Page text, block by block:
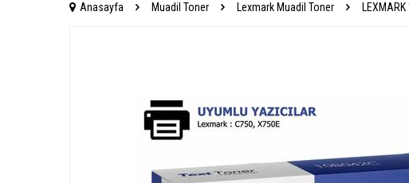
Anasayfa Muadil Toner Lexmark Muadil Toner